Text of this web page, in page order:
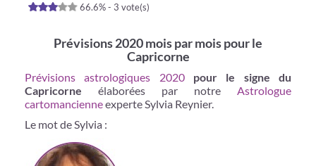
66.6% - 3 vote(s)
Prévisions 2020 mois par mois pour le
Capricorne
Prévisions astrologiques 2020pour le signe du
Capricorne élaborées par notre Astrologue
cartomancienneexperte Sylvia Reynier.
Le mot de Sylvia :